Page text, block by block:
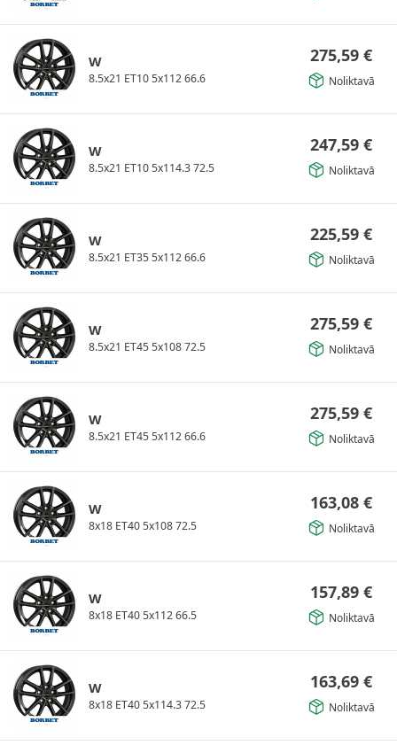
W
8.5x21 ET10 5x112 66.6
275,59 €
Noliktavā
W
8.5x21 ET10 5x114.3 72.5
247,59 €
Noliktavā
W
8.5x21 ET35 5x112 66.6
225,59 €
Noliktavā
W
8.5x21 ET45 5x108 72.5
275,59 €
Noliktavā
W
8.5x21 ET45 5x112 66.6
275,59 €
Noliktavā
W
8x18 ET40 5x108 72.5
163,08 €
Noliktavā
W
8x18 ET40 5x112 66.5
157,89 €
Noliktavā
W
8x18 ET40 5x114.3 72.5
163,69 €
Noliktavā